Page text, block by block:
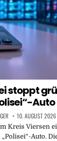
stoppt
Auto
10. AUGUST 2026
Kreis Viersen
Auto.